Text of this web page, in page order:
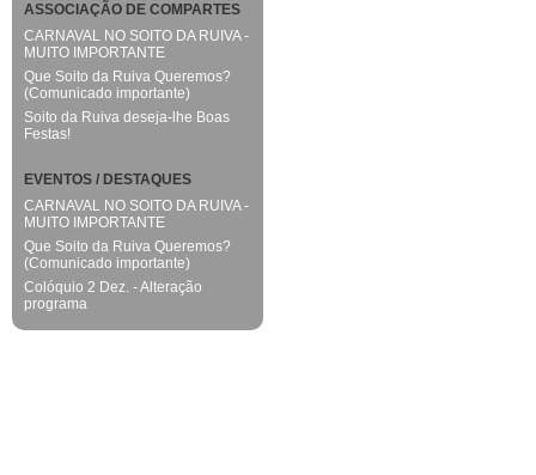
ASSOCIAÇÃO DE COMPARTES
CARNAVAL NO SOITO DA RUIVA -
MUITO IMPORTANTE
Que Soito da Ruiva Queremos?
(Comunicado importante)
Soito da Ruiva deseja-lhe Boas
Festas!
EVENTOS / DESTAQUES
CARNAVAL NO SOITO DA RUIVA -
MUITO IMPORTANTE
Que Soito da Ruiva Queremos?
(Comunicado importante)
Colóquio 2 Dez. - Alteração
programa